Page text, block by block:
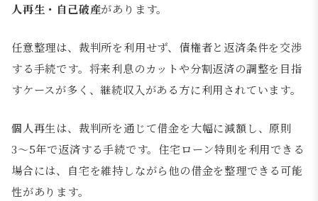
人再生・自己破産があります。
任意整理は、裁判所を利用せず、債権者と返済条件を交渉
する手続です。将来利息のカットや分割返済の調整を目指
すケースが多く、継続収入がある方に利用されています。
個人再生は、裁判所を通じて借金を大幅に減額し、原則
3〜5年で返済する手続です。住宅ローン特則を利用できる
場合には、自宅を維持しながら他の借金を整理できる可能
性があります。